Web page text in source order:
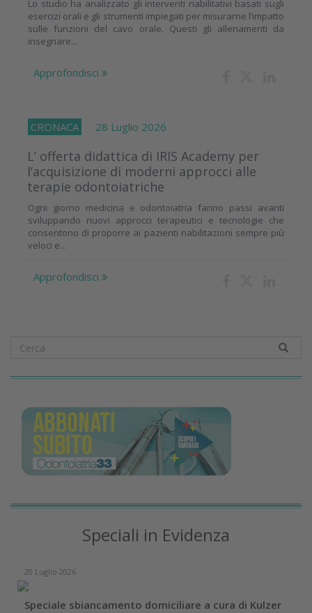
Lo studio ha analizzato gli interventi riabilitativi basati sugli
esercizi orali e gli strumenti impiegati per misurarne l’impatto
sulle funzioni del cavo orale. Questi gli allenamenti da
insegnare...
Approfondisci
CRONACA 28 Luglio 2026
L’ offerta didattica di IRIS Academy per
l’acquisizione di moderni approcci alle
terapie odontoiatriche
Ogni giorno medicina e odontoiatria fanno passi avanti
sviluppando nuovi approcci terapeutici e tecnologie che
consentono di proporre ai pazienti riabilitazioni sempre più
veloci e...
Approfondisci
Speciali in Evidenza
20 Luglio 2026
Speciale sbiancamento domiciliare a cura di Kulzer